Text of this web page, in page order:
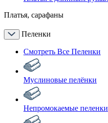
Платья, сарафаны
Пеленки
Смотреть Все Пеленки
Муслиновые пелёнки
Непромокаемые пеленки